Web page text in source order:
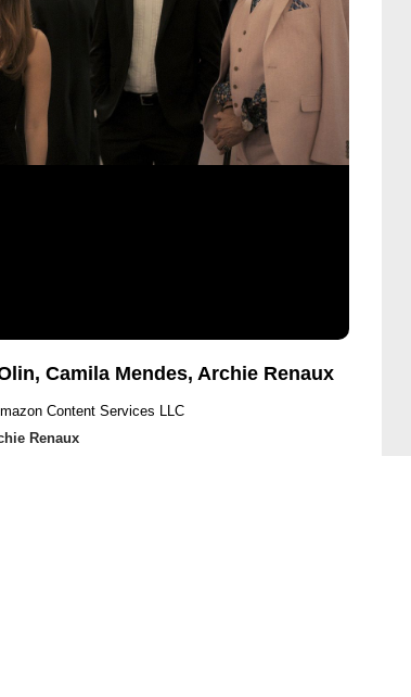
Camila Mendes, Archie Renaux
Content Services LLC
Renaux